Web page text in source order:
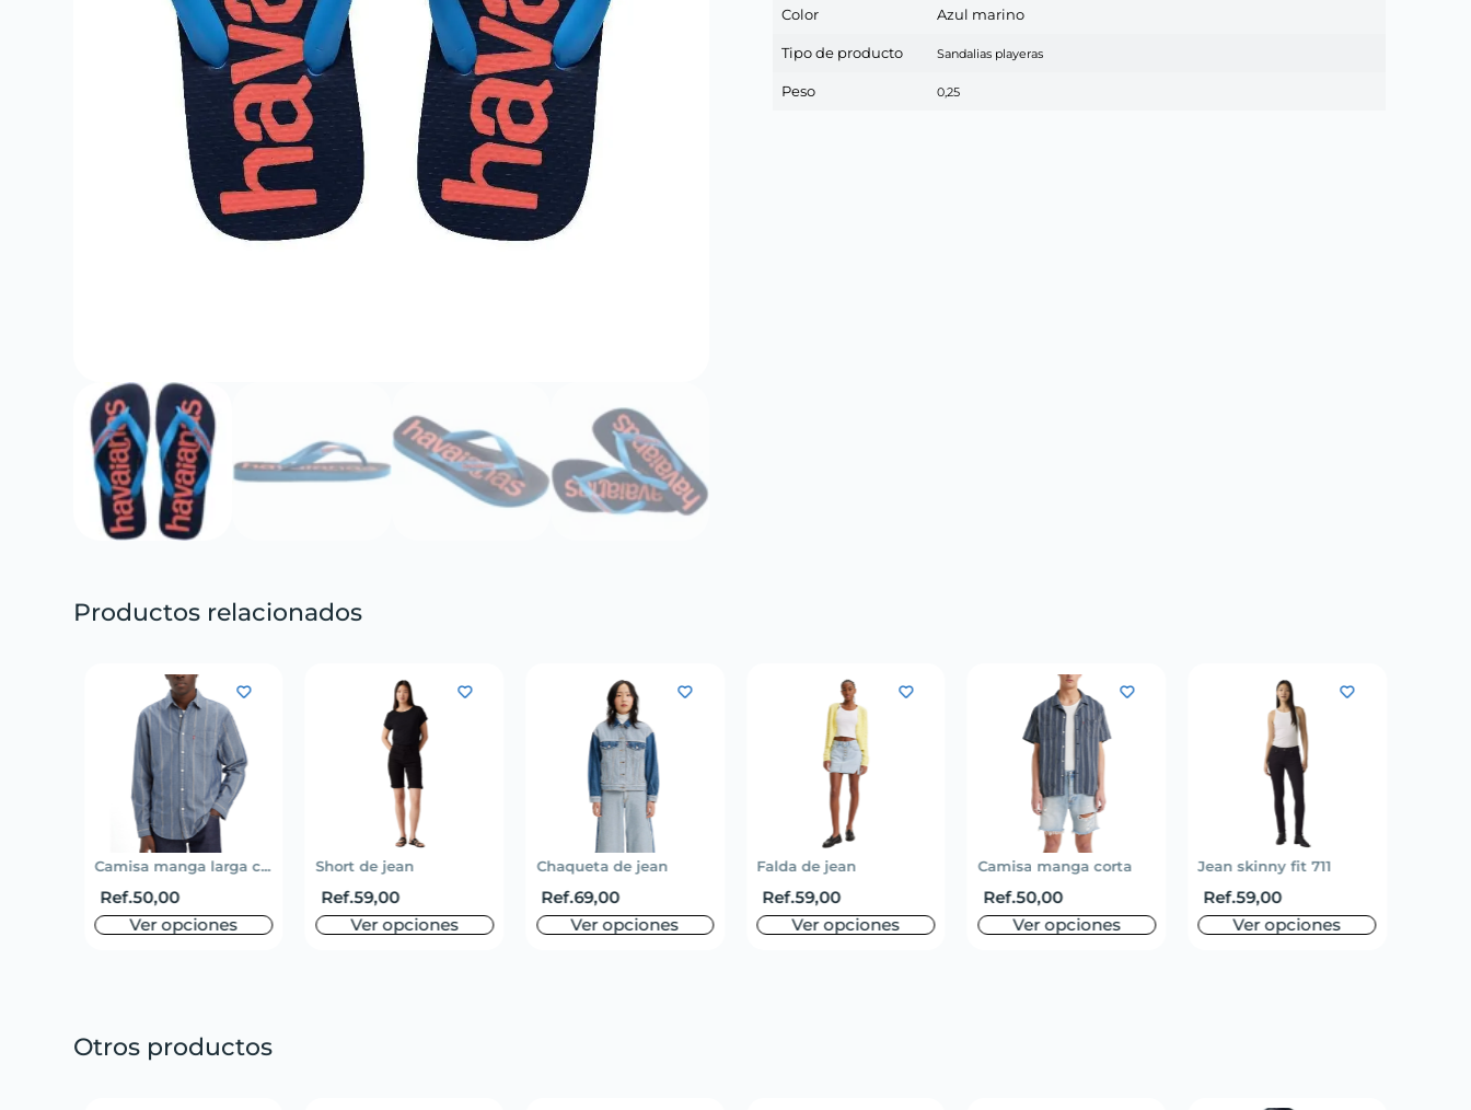
Color Azul marino
Tipo de producto Sandalias playeras
Peso 0,25
Productos relacionados
Camisa manga larga c...
Ref.50,00
Ver opciones
Short de jean
Ref.59,00
Ver opciones
Chaqueta de jean
Ref.69,00
Ver opciones
Falda de jean
Ref.59,00
Ver opciones
Camisa manga corta
Ref.50,00
Ver opciones
Jean skinny fit 711
Ref.59,00
Ver opciones
Otros productos